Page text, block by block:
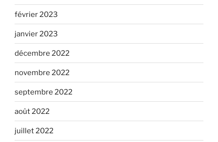
février 2023
janvier 2023
décembre 2022
novembre 2022
septembre 2022
août 2022
juillet 2022